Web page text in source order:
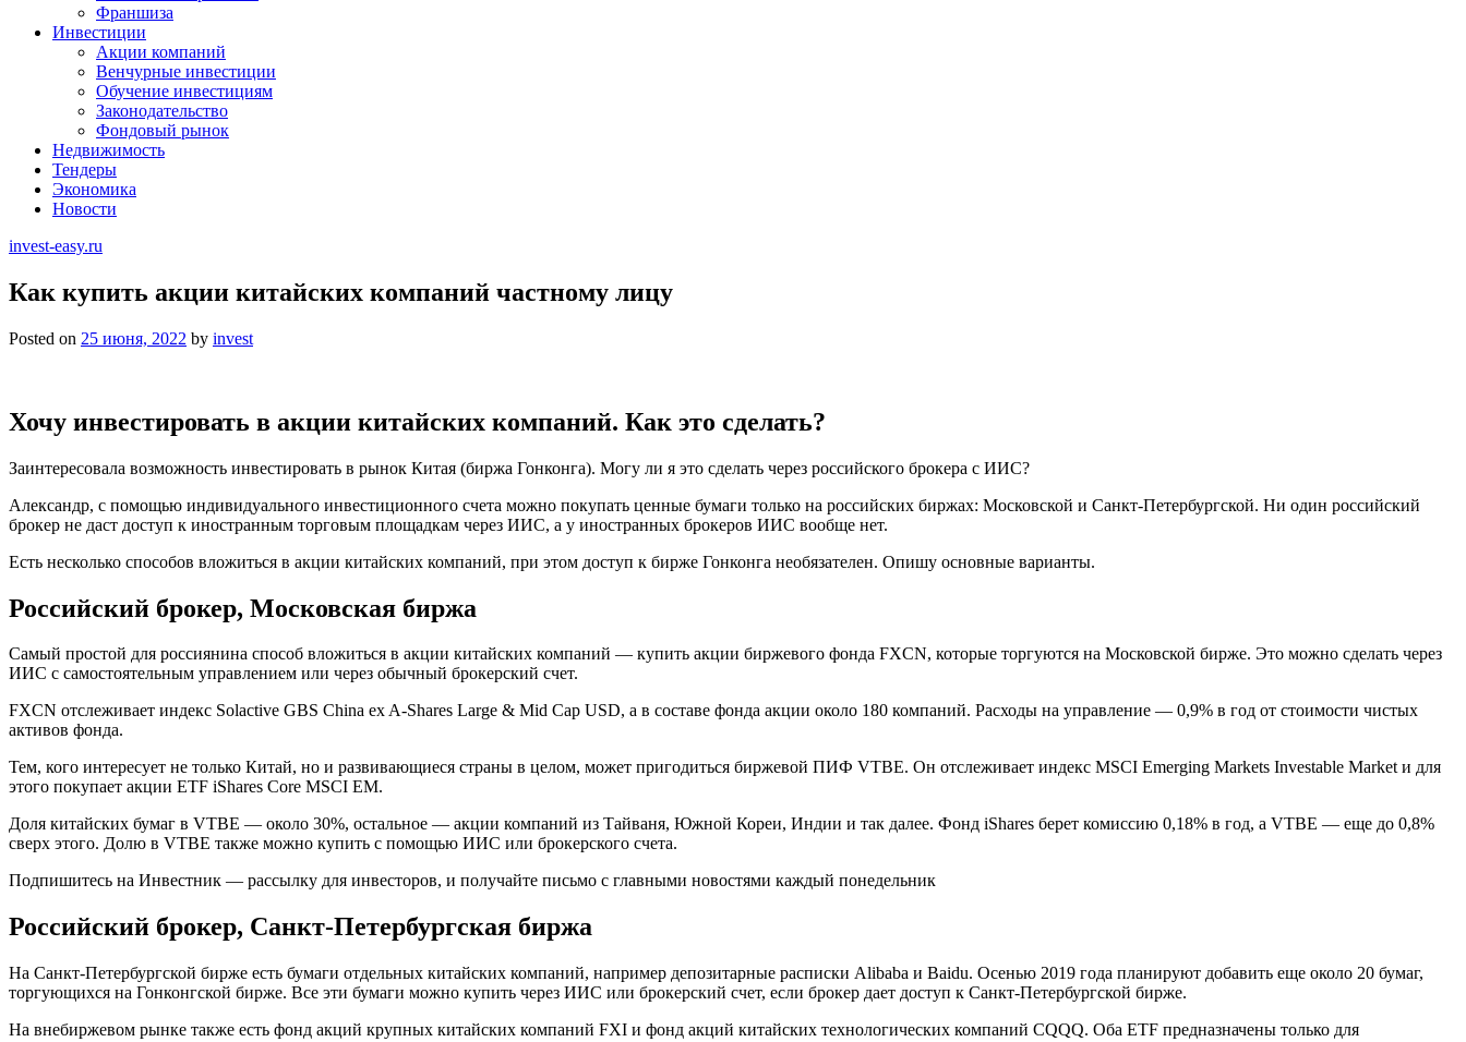
Франшиза
Инвестиции
Акции компаний
Венчурные инвестиции
Обучение инвестициям
Законодательство
Фондовый рынок
Недвижимость
Тендеры
Экономика
Новости
invest-easy.ru
Как купить акции китайских компаний частному лицу
Posted on 25 июня, 2022 by invest
Хочу инвестировать в акции китайских компаний. Как это сделать?
Заинтересовала возможность инвестировать в рынок Китая (биржа Гонконга). Могу ли я это сделать через российского брокера с ИИС?
Александр, с помощью индивидуального инвестиционного счета можно покупать ценные бумаги только на российских биржах: Московской и Санкт-Петербургской. Ни один российский
брокер не даст доступ к иностранным торговым площадкам через ИИС, а у иностранных брокеров ИИС вообще нет.
Есть несколько способов вложиться в акции китайских компаний, при этом доступ к бирже Гонконга необязателен. Опишу основные варианты.
Российский брокер, Московская биржа
Самый простой для россиянина способ вложиться в акции китайских компаний — купить акции биржевого фонда FXCN, которые торгуются на Московской бирже. Это можно сделать через
ИИС с самостоятельным управлением или через обычный брокерский счет.
FXCN отслеживает индекс Solactive GBS China ex A-Shares Large & Mid Cap USD, а в составе фонда акции около 180 компаний. Расходы на управление — 0,9% в год от стоимости чистых
активов фонда.
Тем, кого интересует не только Китай, но и развивающиеся страны в целом, может пригодиться биржевой ПИФ VTBE. Он отслеживает индекс MSCI Emerging Markets Investable Market и для
этого покупает акции ETF iShares Core MSCI EM.
Доля китайских бумаг в VTBE — около 30%, остальное — акции компаний из Тайваня, Южной Кореи, Индии и так далее. Фонд iShares берет комиссию 0,18% в год, а VTBE — еще до 0,8%
сверх этого. Долю в VTBE также можно купить с помощью ИИС или брокерского счета.
Подпишитесь на Инвестник — рассылку для инвесторов, и получайте письмо с главными новостями каждый понедельник
Российский брокер, Санкт-Петербургская биржа
На Санкт-Петербургской бирже есть бумаги отдельных китайских компаний, например депозитарные расписки Alibaba и Baidu. Осенью 2019 года планируют добавить еще около 20 бумаг,
торгующихся на Гонконгской бирже. Все эти бумаги можно купить через ИИС или брокерский счет, если брокер дает доступ к Санкт-Петербургской бирже.
На внебиржевом рынке также есть фонд акций крупных китайских компаний FXI и фонд акций китайских технологических компаний CQQQ. Оба ETF предназначены только для